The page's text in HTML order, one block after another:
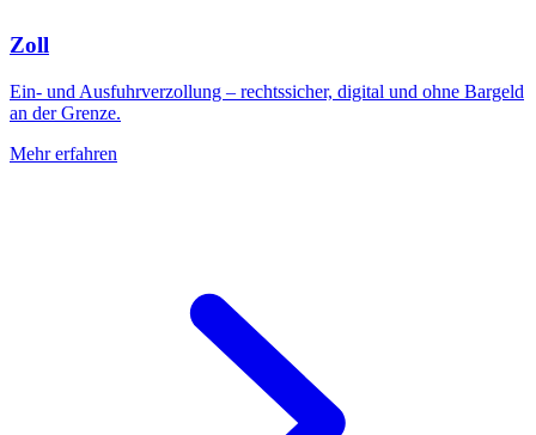
Zoll
Ein- und Ausfuhrverzollung – rechtssicher, digital und ohne Bargeld
an der Grenze.
Mehr erfahren